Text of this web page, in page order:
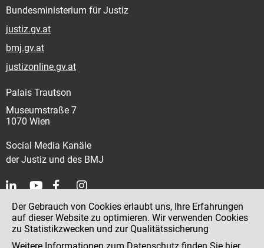
Bundesministerium für Justiz
justiz.gv.at
bmj.gv.at
justizonline.gv.at
Palais Trautson
Museumstraße 7
1070 Wien
Social Media Kanäle
der Justiz und des BMJ
Kontakt
Impressum
Der Gebrauch von Cookies erlaubt uns, Ihre Erfahrungen
auf dieser Website zu optimieren. Wir verwenden Cookies
zu Statistikzwecken und zur Qualitätssicherung